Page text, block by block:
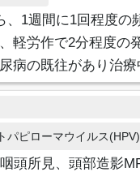
1週間に1回程度の
軽労作で2分程度の
病の既往があり治
パピローマウイルス(HPV)
頭所見、頭部造影